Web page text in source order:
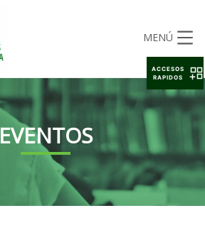
MENÚ
EVENTOS
ACCESOS
RAPIDOS